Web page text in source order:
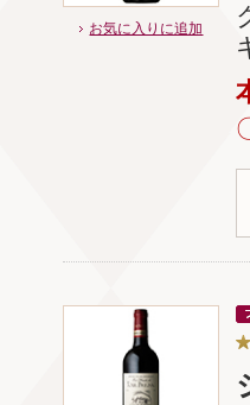
お気に入りに追加